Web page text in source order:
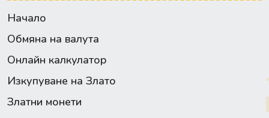
Начало
Обмяна на валута
Онлайн калкулатор
Изкупуване на Злато
Златни монети